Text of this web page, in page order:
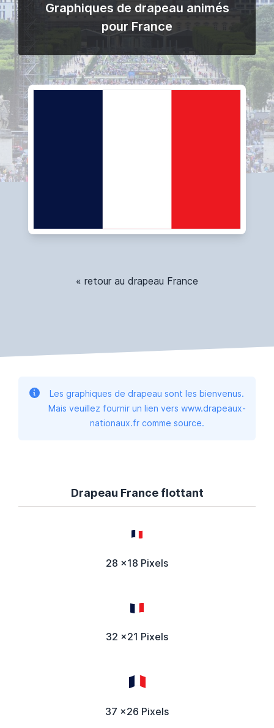
Graphiques de drapeau animés
pour France
« retour au drapeau France
Les graphiques de drapeau sont les bienvenus.
Mais veuillez fournir un lien vers www.drapeaux-
nationaux.fr comme source.
Drapeau France flottant
28 x18 Pixels
32 x21 Pixels
37 x26 Pixels